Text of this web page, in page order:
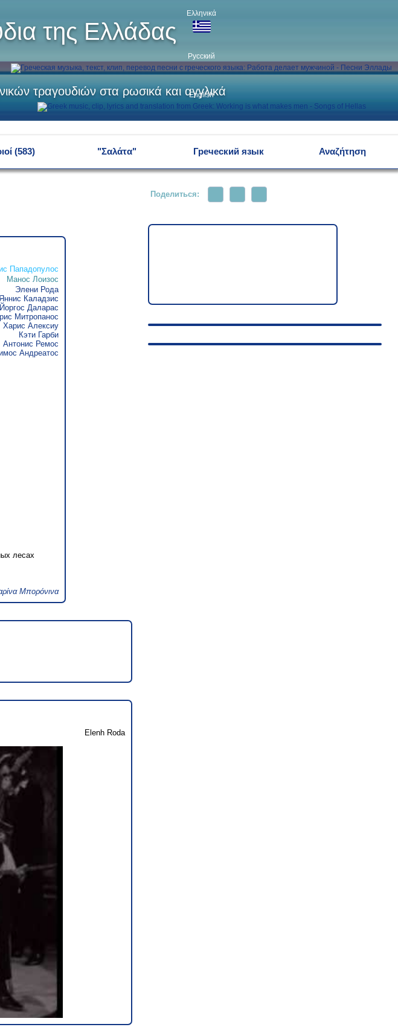
της Ελλάδας
τραγουδιών στα ρωσικά και αγγλικά
Ελληνικά
Русский
English
(583) "Σαλάτα" Греческий язык Αναζήτηση
Пападопулос
Манос Лоизос
Элени Рода
Каладзис
Йоргос Даларас
Митропанос
Харис Алексиу
Кэти Гарби
Антонис Ремос
Андреатос
лесах
Μπορόνινα
Elenh Roda
Поделиться: